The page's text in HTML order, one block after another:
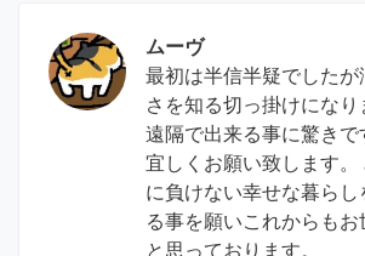
ムーヴ
最初は半信半疑でしたが
さを知る切っ掛けになり
遠隔で出来る事に驚きで
宜しくお願い致します。
に負けない幸せな暮ら
る事を願いこれからも
と思っております。